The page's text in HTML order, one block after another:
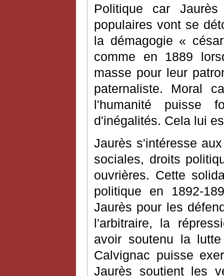
Politique car
populaires vont se
la démagogie «
comme en 1889
masse pour leur
paternaliste. Moral
l'humanité puisse
d'inégalités. Cela lui
Jaurès s'intéresse
sociales, droits
ouvrières. Cette
politique en 1892-
Jaurès pour les
l'arbitraire, la
avoir soutenu la
Calvignac puisse
Jaurès soutient les